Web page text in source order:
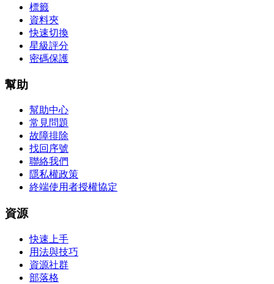
標籤
資料夾
快速切換
星級評分
密碼保護
幫助
幫助中心
常見問題
故障排除
找回序號
聯絡我們
隱私權政策
終端使用者授權協定
資源
快速上手
用法與技巧
資源社群
部落格